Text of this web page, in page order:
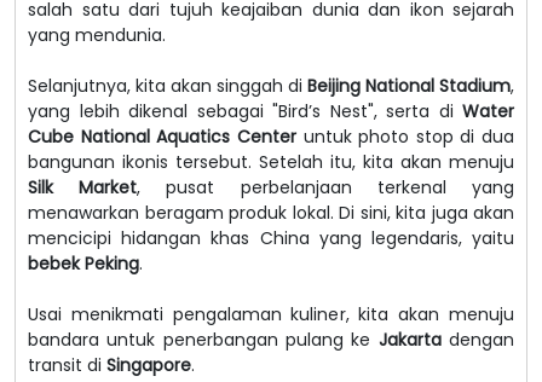
salah satu dari tujuh keajaiban dunia dan ikon sejarah
yang mendunia.
Selanjutnya, kita akan singgah di Beijing National Stadium,
yang lebih dikenal sebagai "Bird’s Nest", serta di Water
Cube National Aquatics Centeruntuk photo stop di dua
bangunan ikonis tersebut. Setelah itu, kita akan menuju
Silk Market, pusat perbelanjaan terkenal yang
menawarkan beragam produk lokal. Di sini, kita juga akan
mencicipi hidangan khas China yang legendaris, yaitu
bebek Peking.
Usai menikmati pengalaman kuliner, kita akan menuju
bandara untuk penerbangan pulang ke Jakartadengan
transit di Singapore.